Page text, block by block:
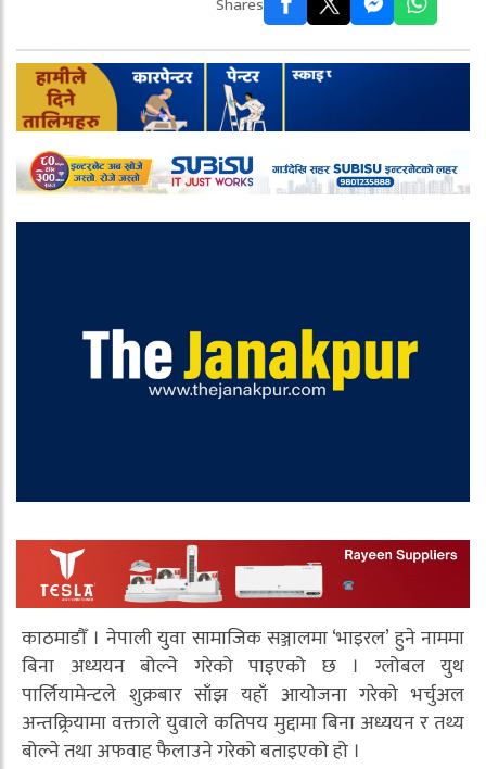
काठमाडौँ । नेपाली युवा सामाजिक सञ्जालमा ‘भाइरल’ हुने नाममा
बिना अध्ययन बोल्ने गरेको पाइएको छ । ग्लोबल युथ
पार्लियामेन्टले शुक्रबार साँझ यहाँ आयोजना गरेको भर्चुअल
अन्तक्र्रियामा वक्ताले युवाले कतिपय मुद्दामा बिना अध्ययन र तथ्य
बोल्ने तथा अफवाह फैलाउने गरेको बताइएको हो ।